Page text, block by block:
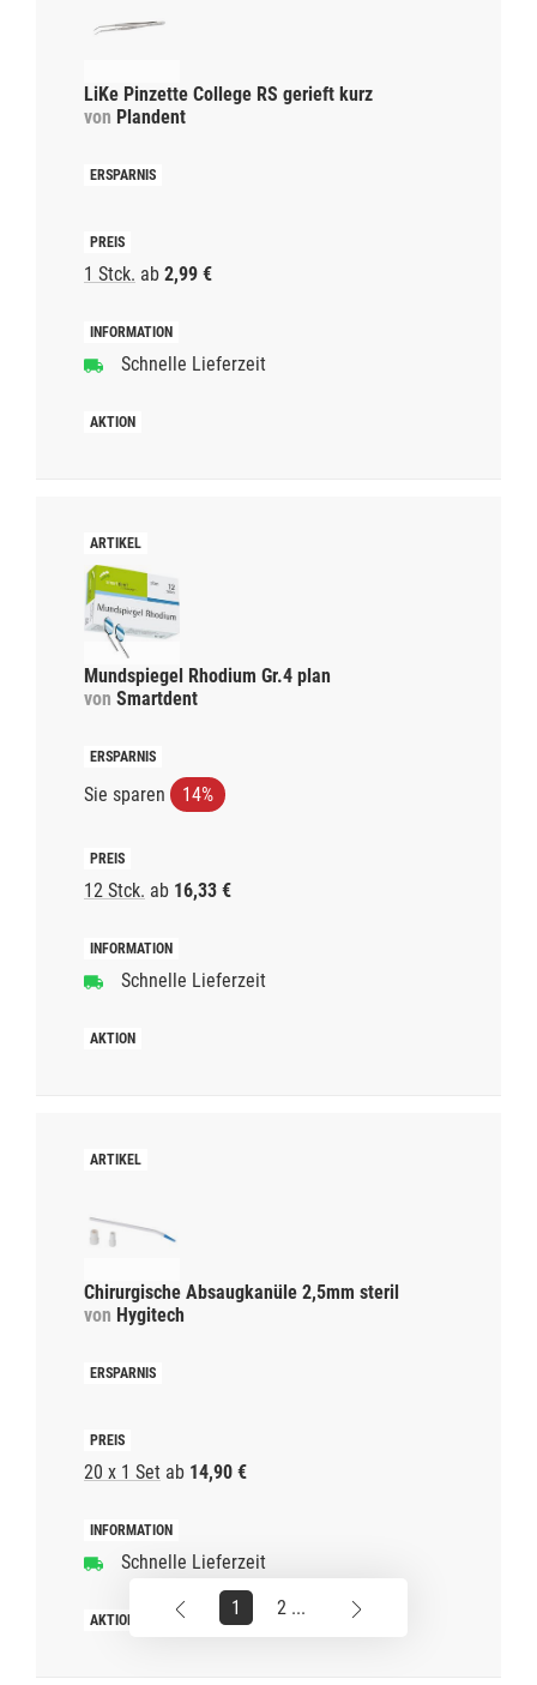
LiKe Pinzette College RS gerieft kurz
von Plandent
1 Stck. ab 2,99 €
Schnelle Lieferzeit
Mundspiegel Rhodium Gr.4 plan
von Smartdent
Sie sparen 14%
12 Stck. ab 16,33 €
Schnelle Lieferzeit
Chirurgische Absaugkanüle 2,5mm steril
von Hygitech
20 x 1 Set ab 14,90 €
Schnelle Lieferzeit
1
2 ...